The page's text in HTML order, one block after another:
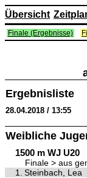
Übersicht
Finale (Ergebnisse)
Ergebnisliste
28.04.2018 / 13:55
Weibliche
1500 m WJ U20
Finale > aus
1.
Steinbach, Lea